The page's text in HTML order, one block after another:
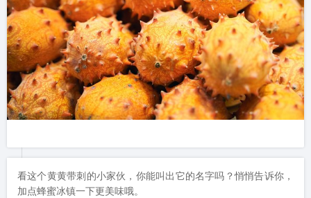
看这个黄黄带刺的小家伙，你能叫出它的名字吗？悄悄告诉你，
加点蜂蜜冰镇一下更美味哦。